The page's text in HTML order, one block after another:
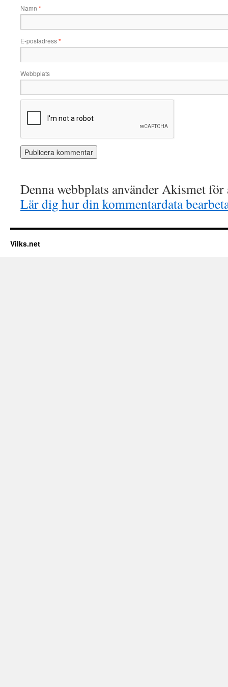
Namn *
E-postadress*
Webbplats
Denna webbplats använder Akismet
Lär dig hur din kommentardata
Vilks.net